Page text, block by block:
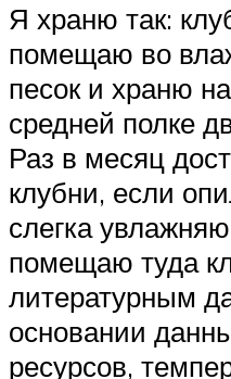
Я храню так:
помещаю во
песок и храню
средней полке
Раз в месяц
клубни, если
слегка
помещаю туда
литературным
основании
ресурсов,